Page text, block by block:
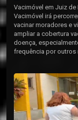
Vacimóvel em Juiz de
Vacimóvel irá
vacinar moradores e
ampliar a cobertura
doença,
frequência por outros